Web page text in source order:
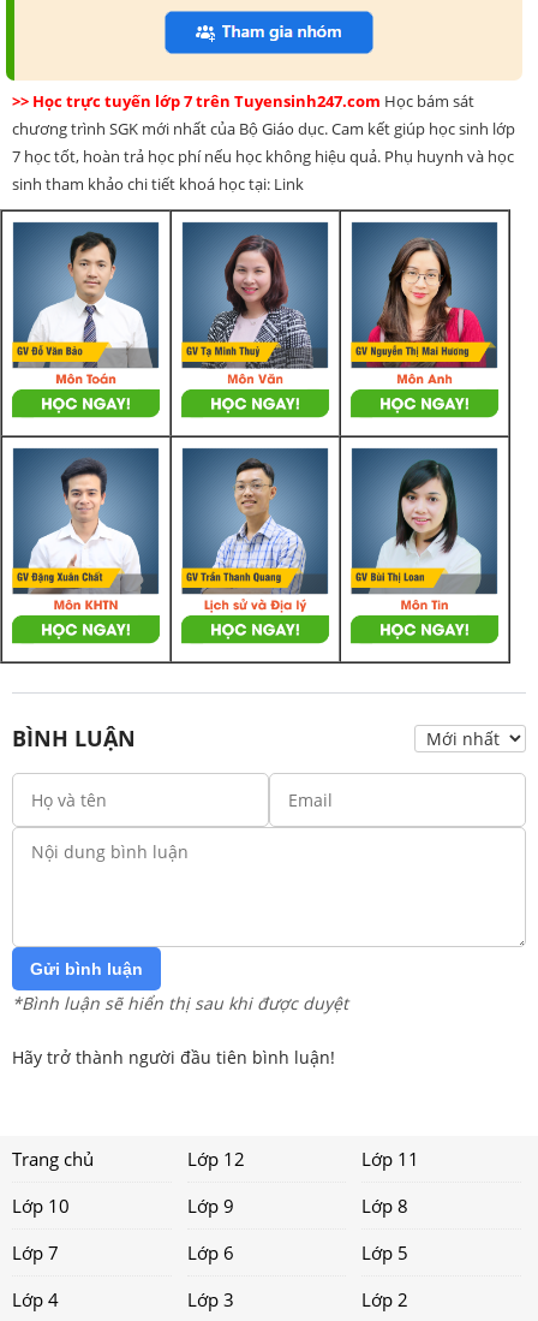
>> Học trực tuyến lớp 7 trên Tuyensinh247.com Học bám sát
chương trình SGK mới nhất của Bộ Giáo dục. Cam kết giúp học sinh lớp
7 học tốt, hoàn trả học phí nếu học không hiệu quả. Phụ huynh và học
sinh tham khảo chi tiết khoá học tại: Link
BÌNH LUẬN
Gửi bình luận
*Bình luận sẽ hiển thị sau khi được duyệt
Hãy trở thành người đầu tiên bình luận!
Trang chủ Lớp 12
Lớp 11
Lớp 10
Lớp 9
Lớp 8
Lớp 7
Lớp 6
Lớp 5
Lớp 4
Lớp 3 Lớp 2